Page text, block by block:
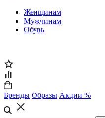
Женщинам
Мужчинам
Обувь
Бренды Образы Акции %